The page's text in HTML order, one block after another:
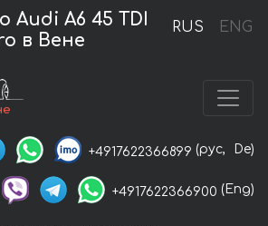
RUS ENG
A6 45 TDI
в Вене
+4917622366899 (рус, De)
+4917622366900 (Eng)